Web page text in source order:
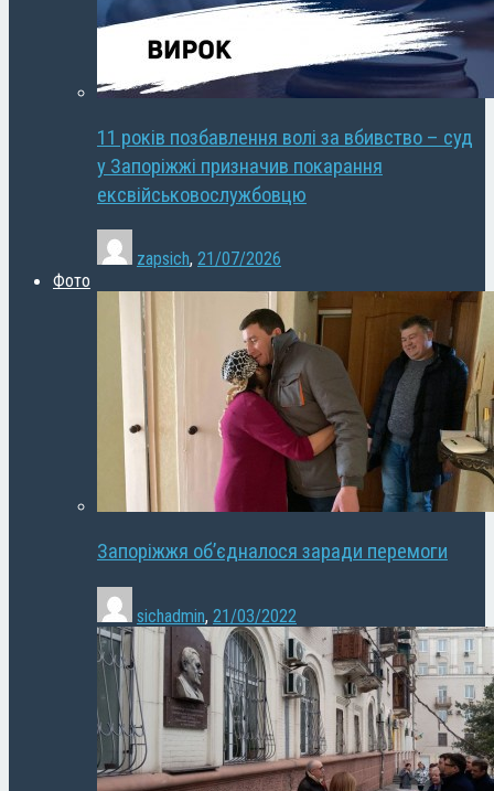
11 років позбавлення волі за вбивство – суд
у Запоріжжі призначив покарання
ексвійськовослужбовцю
zapsich, 21/07/2026
Фото
Запоріжжя об’єдналося заради перемоги
sichadmin, 21/03/2022